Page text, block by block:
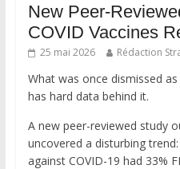
New Peer-
COVID Vaccines
25 mai 2026 Rédaction
What was once dismissed
has hard data behind it.
A new peer-reviewed study
uncovered a disturbing
against COVID-19 had 33%